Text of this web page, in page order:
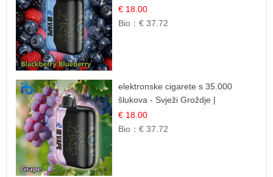
Borovnica | Intenzivna Mješavina
Šumskog Voća
€ 18.00
Bio：€ 37.72
elektronske cigarete s 35.000
šlukova - Svježi Groždje |
Osježavajuća Voćna Aroma
€ 18.00
Bio：€ 37.72